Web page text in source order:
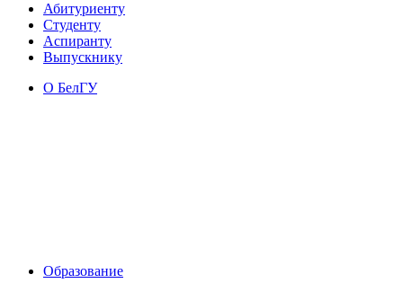
Абитуриенту
Студенту
Аспиранту
Выпускнику
О БелГУ
Образование